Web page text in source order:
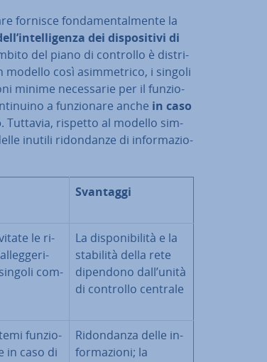
fornisce fon­da­men­tal­men­te la
dei di­spo­si­ti­vi di
del piano di controllo è di­stri­
così asim­me­tri­co, i singoli
minime ne­ces­sa­rie per il fun­zio­
a fun­zio­na­re anche in caso
. Tuttavia, rispetto al modello sim­
inutili ri­don­dan­ze di in­for­ma­zio­
Svantaggi
le ri­
com­
La di­spo­ni­bi­li­tà e la
stabilità della rete
dipendono dall’unità
di controllo centrale
fun­zio­
in caso di
Ri­don­dan­za delle in­
for­ma­zio­ni; la